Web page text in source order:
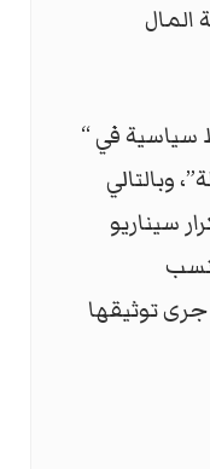
المال
سياسية في “
وبالتالي
سيناريو
نسب
جرى توثيقها